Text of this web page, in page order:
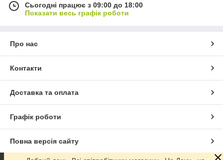
Сьогодні працює з 09:00 до 18:00
Показати весь графік роботи
Про нас
Контакти
Доставка та оплата
Графік роботи
Повна версія сайту